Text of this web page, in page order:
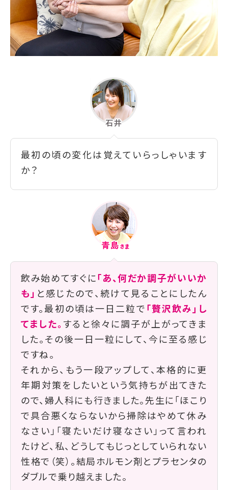
最初の頃の変化は覚えていらっしゃいます
か？
飲み始めてすぐに 「あ、何だか調子がいいか
も」 と感じたので、続けて見ることにしたん
です。最初の頃は一日二粒で 「贅沢飲み」し
てました。 すると徐々に調子が上がってきま
した。その後一日一粒にして、今に至る感じ
ですね。
それから、もう一段アップして、本格的に更
年期対策をしたいという気持ちが出てきた
ので、婦人科にも行きました。先生に「ほこり
で具合悪くならないから掃除はやめて休み
なさい」「寝たいだけ寝なさい」って言われ
たけど、私、どうしてもじっとしていられない
性格で（笑）。結局ホルモン剤とプラセンタの
ダブルで乗り越えました。